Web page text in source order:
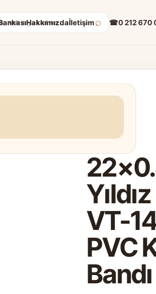
Hakkımızdaİletişim⌕ ☎0 212 670
VT-
PVC
Bandı